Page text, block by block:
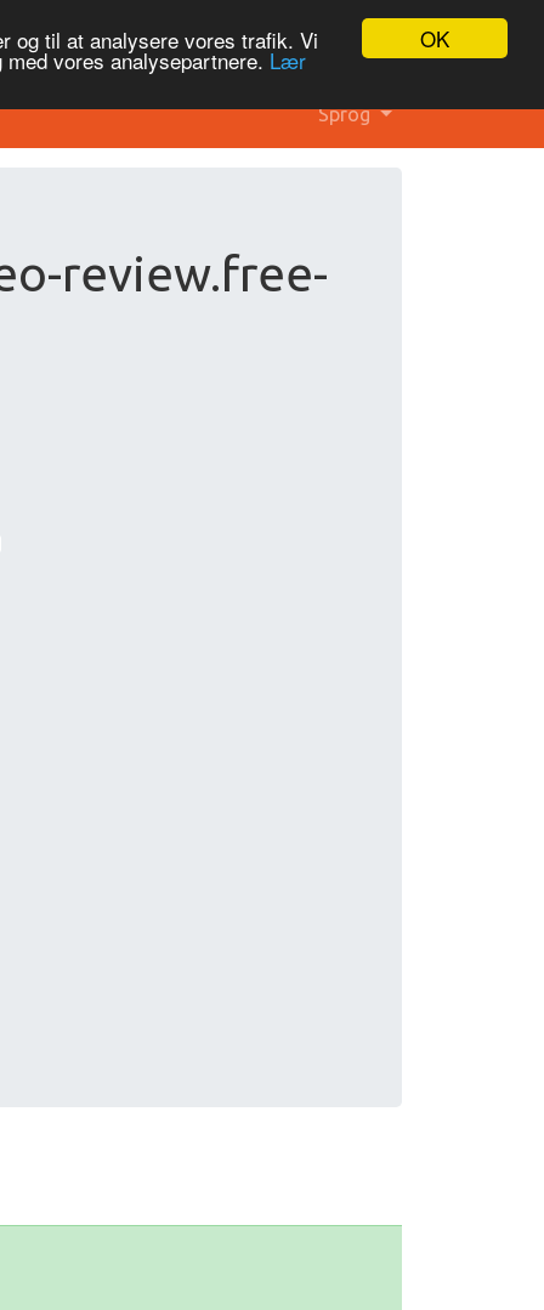
OK
og til at analysere vores trafik. Vi
vores analysepartnere. Lær
Sprog
review.free-